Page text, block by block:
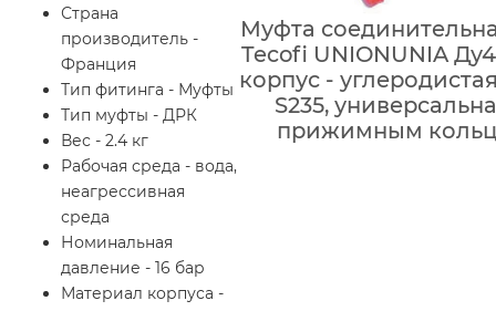
Страна
производитель -
Франция
Тип фитинга - Муфты
Тип муфты - ДРК
Вес - 2.4 кг
Рабочая среда - вода,
неагрессивная
среда
Номинальная
давление - 16 бар
Материал корпуса -
Муфта
Tecofi UNIONUNIA
корпус -
S235,
прижимным